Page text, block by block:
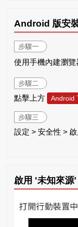
Android 版安
步驟一
使用手機內建瀏
步驟二
點擊上方 Android
步驟三
設定 > 安全性 >
啟用 '未知來源'